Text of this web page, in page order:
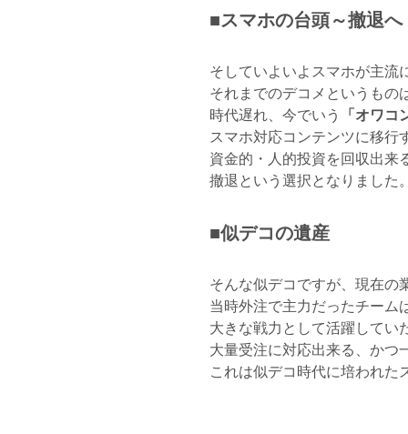
■スマホの台頭～撤退へ
そしていよいよスマホが主流
それまでのデコメというもの
時代遅れ、今でいう
「オワコ
スマホ対応コンテンツに移行
資金的・人的投資を回収出来
撤退という選択となりました
■似デコの遺産
そんな似デコですが、現在の
当時外注で主力だったチーム
大きな戦力として活躍してい
大量受注に対応出来る、かつ
これは似デコ時代に培われた